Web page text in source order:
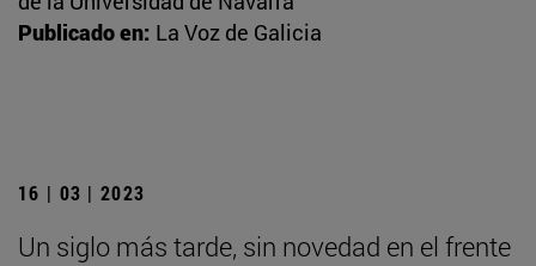
Publicado en: La Voz de Galicia
16 | 03 | 2023
Un siglo más tarde, sin novedad en el frente